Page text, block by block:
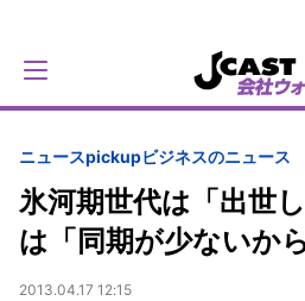
ニュースpickupビジネスのニュース
氷河期世代は「出世
は「同期が少ないから
2013.04.17 12:15